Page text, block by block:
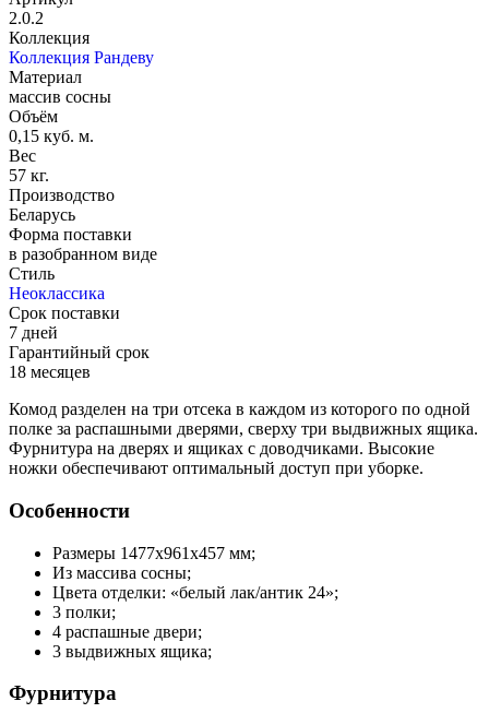
2.0.2
Коллекция
Коллекция Рандеву
Материал
массив сосны
Объём
0,15 куб. м.
Вес
57 кг.
Производство
Беларусь
Форма поставки
в разобранном виде
Стиль
Неоклассика
Срок поставки
7 дней
Гарантийный срок
18 месяцев
Комод разделен на три отсека в каждом из которого по одной
полке за распашными дверями, сверху три выдвижных ящика.
Фурнитура на дверях и ящиках с доводчиками. Высокие
ножки обеспечивают оптимальный доступ при уборке.
Особенности
Размеры 1477x961x457 мм;
Из массива сосны;
Цвета отделки: «белый лак/антик 24»;
3 полки;
4 распашные двери;
3 выдвижных ящика;
Фурнитура